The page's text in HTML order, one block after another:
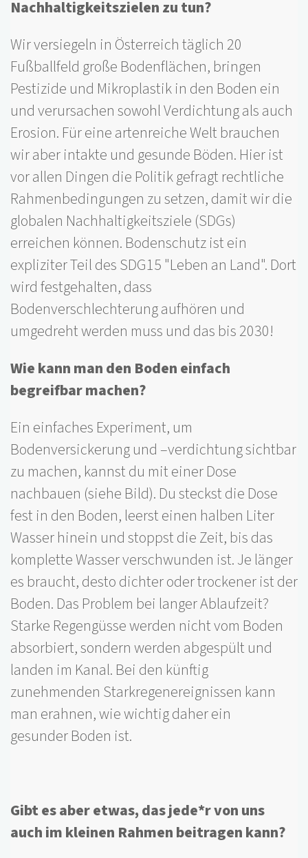
Nachhaltigkeitszielen zu tun?
Wir versiegeln in Österreich täglich 20
Fußballfeld große Bodenflächen, bringen
Pestizide und Mikroplastik in den Boden ein
und verursachen sowohl Verdichtung als auch
Erosion. Für eine artenreiche Welt brauchen
wir aber intakte und gesunde Böden. Hier ist
vor allen Dingen die Politik gefragt rechtliche
Rahmenbedingungen zu setzen, damit wir die
globalen Nachhaltigkeitsziele (SDGs)
erreichen können. Bodenschutz ist ein
expliziter Teil des SDG15 "Leben an Land". Dort
wird festgehalten, dass
Bodenverschlechterung aufhören und
umgedreht werden muss und das bis 2030!
Wie kann man den Boden einfach
begreifbar machen?
Ein einfaches Experiment, um
Bodenversickerung und –verdichtung sichtbar
zu machen, kannst du mit einer Dose
nachbauen (siehe Bild). Du steckst die Dose
fest in den Boden, leerst einen halben Liter
Wasser hinein und stoppst die Zeit, bis das
komplette Wasser verschwunden ist. Je länger
es braucht, desto dichter oder trockener ist der
Boden. Das Problem bei langer Ablaufzeit?
Starke Regengüsse werden nicht vom Boden
absorbiert, sondern werden abgespült und
landen im Kanal. Bei den künftig
zunehmenden Starkregenereignissen kann
man erahnen, wie wichtig daher ein
gesunder Boden ist.
Gibt es aber etwas, das jede*r von uns
auch im kleinen Rahmen beitragen kann?